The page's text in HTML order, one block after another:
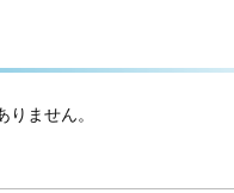
りません。